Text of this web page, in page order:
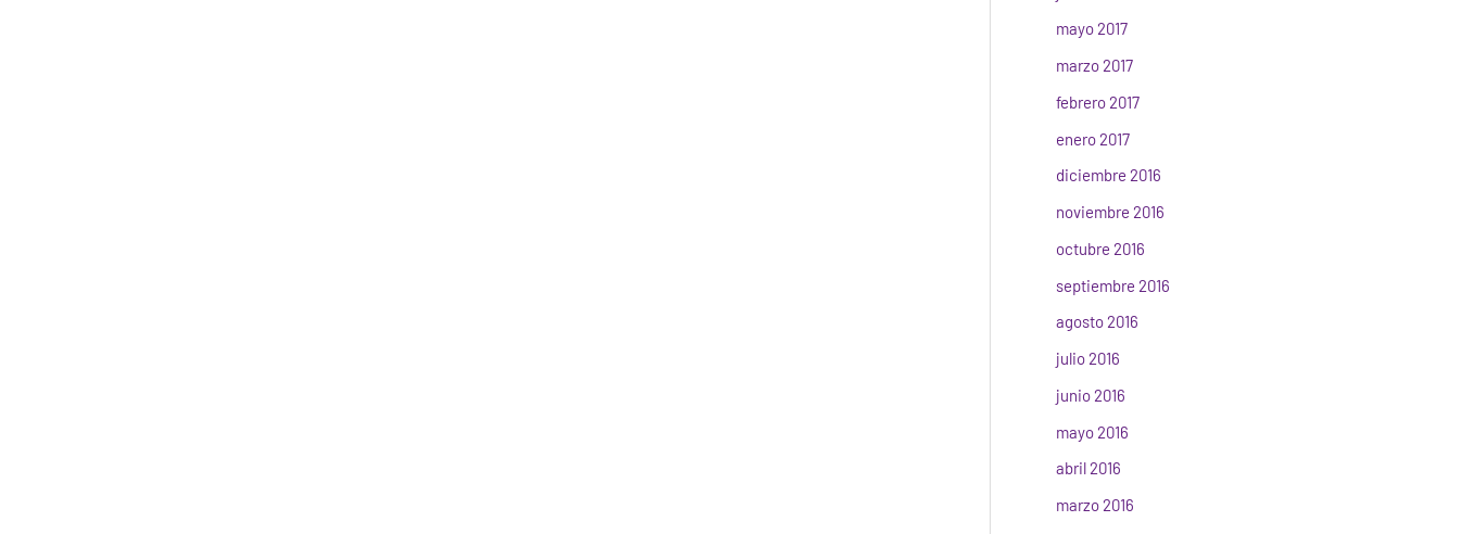
mayo 2017
marzo 2017
febrero 2017
enero 2017
diciembre 2016
noviembre 2016
octubre 2016
septiembre 2016
agosto 2016
julio 2016
junio 2016
mayo 2016
abril 2016
marzo 2016